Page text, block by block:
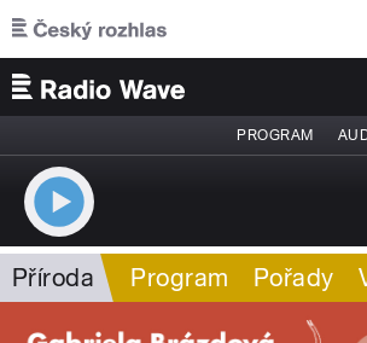
Přejít k hlavnímu obsahu
PROGRAM
Příroda Program Pořady